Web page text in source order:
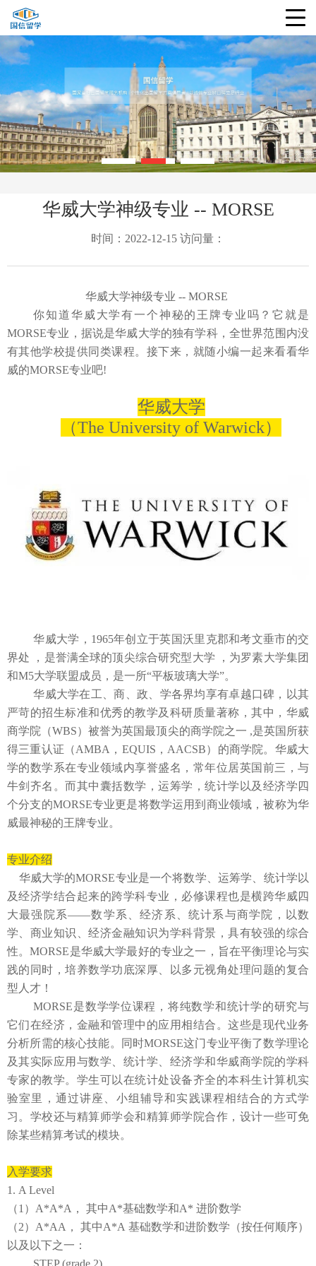
华威大学神级专业 -- MORSE
时间：2022-12-15 访问量：
华威大学神级专业 -- MORSE
你知道华威大学有一个神秘的王牌专业吗？它就是
MORSE专业，据说是华威大学的独有学科，全世界范围内没
有其他学校提供同类课程。接下来，就随小编一起来看看华
威的MORSE专业吧!
华威大学
（The University of Warwick）
华威大学， 1965年创立于英国沃里克郡和考文垂市的交
界处 ，是誉满全球的顶尖综合研究型大学 ，为罗素大学集团
和M5大学联盟成员，是一所“平板玻璃大学”。
华威大学在工、商、政、学各界均享有卓越口碑，以其
严苛的招生标准和优秀的教学及科研质量著称，其中，华威
商学院（WBS）被誉为英国最顶尖的商学院之一 ,是英国所获
得三重认证（AMBA，EQUIS，AACSB）的商学院。华威大
学的数学系在专业领域内享誉盛名，常年位居英国前三，与
牛剑齐名。而其中囊括数学，运筹学，统计学以及经济学四
个分支的MORSE专业更是将数学运用到商业领域，被称为华
威最神秘的王牌专业。
专业介绍
华威大学的MORSE专业是一个将数学、运筹学、统计学以
及经济学结合起来的跨学科专业，必修课程也是横跨华威四
大最强院系——数学系、经济系、统计系与商学院，以数
学、商业知识、经济金融知识为学科背景，具有较强的综合
性。MORSE是华威大学最好的专业之一，旨在平衡理论与实
践的同时，培养数学功底深厚、以多元视角处理问题的复合
型人才！
MORSE是数学学位课程，将纯数学和统计学的研究与
它们在经济，金融和管理中的应用相结合。这些是现代业务
分析所需的核心技能。同时MORSE这门专业平衡了数学理论
及其实际应用与数学、统计学、经济学和华威商学院的学科
专家的教学。学生可以在统计处设备齐全的本科生计算机实
验室里，通过讲座、小组辅导和实践课程相结合的方式学
习。学校还与精算师学会和精算师学院合作，设计一些可免
除某些精算考试的模块。
入学要求
1. A Level
（1）A*A*A， 其中A*基础数学和A* 进阶数学
（2） A*AA， 其中A*A 基础数学和进阶数学（按任何顺序）
以及以下之一：
STEP (grade 2)